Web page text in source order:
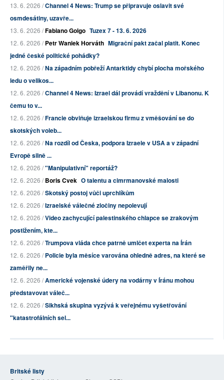
13. 6. 2026 /Channel 4 News: Trump se připravuje oslavit své
osmdesátiny, uzavře...
13. 6. 2026 /Fabiano Golgo Tuzex 7 - 13. 6. 2026
12. 6. 2026 /Petr Waniek Horváth Migrační pakt začal platit. Konec
jedné české politické pohádky?
12. 6. 2026 /Na západním pobřeží Antarktidy chybí plocha mořského
ledu o velikos...
12. 6. 2026 /Channel 4 News: Izrael dál provádí vraždění v Libanonu. K
čemu to v...
12. 6. 2026 /Francie obviňuje izraelskou firmu z vměšování se do
skotských voleb...
12. 6. 2026 /Na rozdíl od Česka, podpora Izraele v USA a v západní
Evropě silně ...
12. 6. 2026 /"Manipulativní" reportáž?
12. 6. 2026 /Boris Cvek O talentu a cimrmanovské malosti
12. 6. 2026 /Skotský postoj vůči uprchlíkům
12. 6. 2026 /Izraelské válečné zločiny nepolevují
12. 6. 2026 /Video zachycující palestinského chlapce se zrakovým
postižením, kte...
12. 6. 2026 /Trumpova vláda chce patrně umlčet experta na Írán
12. 6. 2026 /Policie byla měsíce varována ohledně adres, na které se
zaměřily ne...
12. 6. 2026 /Americké vojenské údery na vodárny v Íránu mohou
představovat váleč...
12. 6. 2026 /Sikhská skupina vyzývá k veřejnému vyšetřování
"katastrofálních sel...
Britské listy